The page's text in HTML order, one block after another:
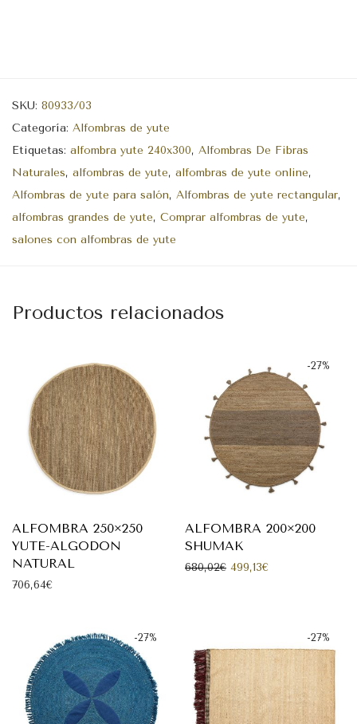
SKU: 80933/03
Categoría: Alfombras de yute
Etiquetas: alfombra yute 240x300, Alfombras De Fibras
Naturales, alfombras de yute, alfombras de yute online,
Alfombras de yute para salón, Alfombras de yute rectangular,
alfombras grandes de yute, Comprar alfombras de yute,
salones con alfombras de yute
Productos relacionados
ALFOMBRA 250×250
YUTE-ALGODON
NATURAL
706,64€
-27%
ALFOMBRA 200×200
SHUMAK
680,02€ El precio original era:
499,13€El precio actual
-27% -27%